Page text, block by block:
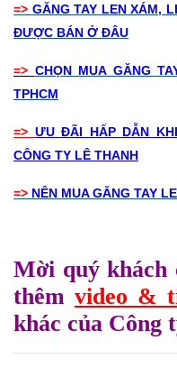
=> GĂNG TAY LEN XÁM,
ĐƯỢC BÁN Ở ĐÂU
=> CHỌN MUA GĂNG
TPHCM
=> ƯU ĐÃI HẤP DẪN
CÔNG TY LÊ THANH
=> NÊN MUA GĂNG TAY
Mời quý
thêm video &
khác của Công